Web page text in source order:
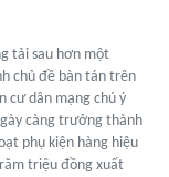
tải sau hơn một
chủ đề bàn tán trên
cư dân mạng chú ý
càng trưởng thành
phụ kiện hàng hiệu
triệu đồng xuất